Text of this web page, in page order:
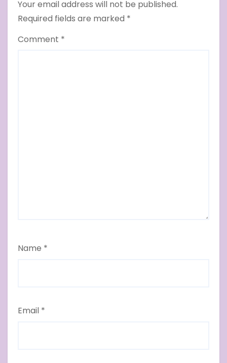
Your email address will not be published.
Required fields are marked *
Comment *
Name *
Email *